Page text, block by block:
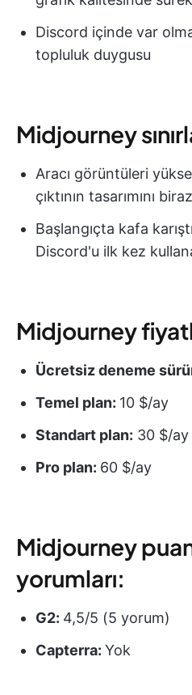
Discord içinde var
topluluk duygusu
Midjourney
Aracı görüntüleri
çıktının tasarımını
Başlangıçta kafa
Discord'u ilk kez
Midjourney
Ücretsiz deneme
Temel plan: 10 $/ay
Standart plan: 30 $/ay
Pro plan: 60 $/ay
Midjourney
yorumları:
G2: 4,5/5 (5 yorum)
Capterra: Yok